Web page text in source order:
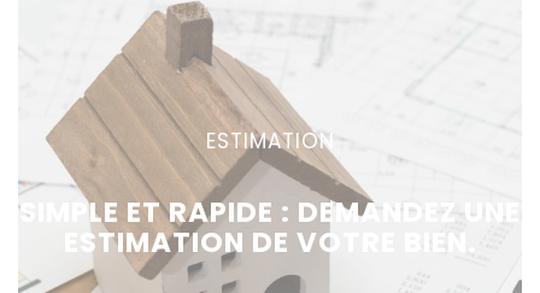
ESTIMATION
SIMPLE ET RAPIDE : DEMANDEZ UNE
ESTIMATION DE VOTRE BIEN.